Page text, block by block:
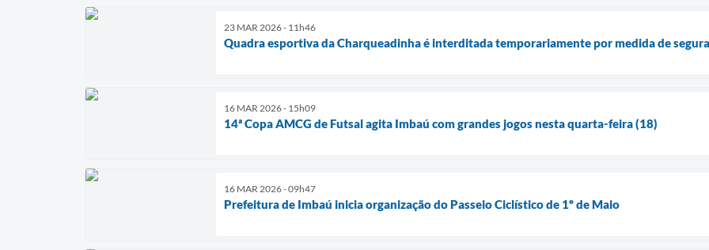
23 MAR 2026 - 11h46
Quadra esportiva da Charqueadinha é interditada temporariamente por medida de
16 MAR 2026 - 15h09
14ª Copa AMCG de Futsal agita Imbaú com grandes jogos nesta quarta-feira (18)
16 MAR 2026 - 09h47
Prefeitura de Imbaú inicia organização do Passeio Ciclístico de 1º de Maio